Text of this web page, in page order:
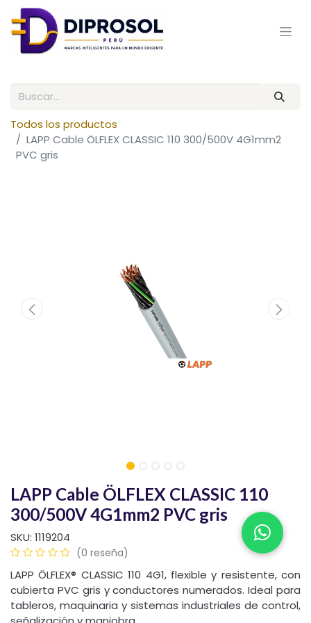
Todos los productos
LAPP Cable ÖLFLEX CLASSIC 110 300/500V 4G1mm2
PVC gris
LAPP Cable ÖLFLEX CLASSIC 110
300/500V 4G1mm2 PVC gris
SKU: 1119204
(0 reseña)
LAPP ÖLFLEX® CLASSIC 110 4G1, flexible y resistente, con
cubierta PVC gris y conductores numerados. Ideal para
tableros, maquinaria y sistemas industriales de control,